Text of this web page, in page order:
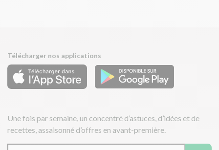
Télécharger nos applications
Une fois par semaine, un concentré d’astuces, d’idées et de
recettes, assaisonné d’offres en avant-première.